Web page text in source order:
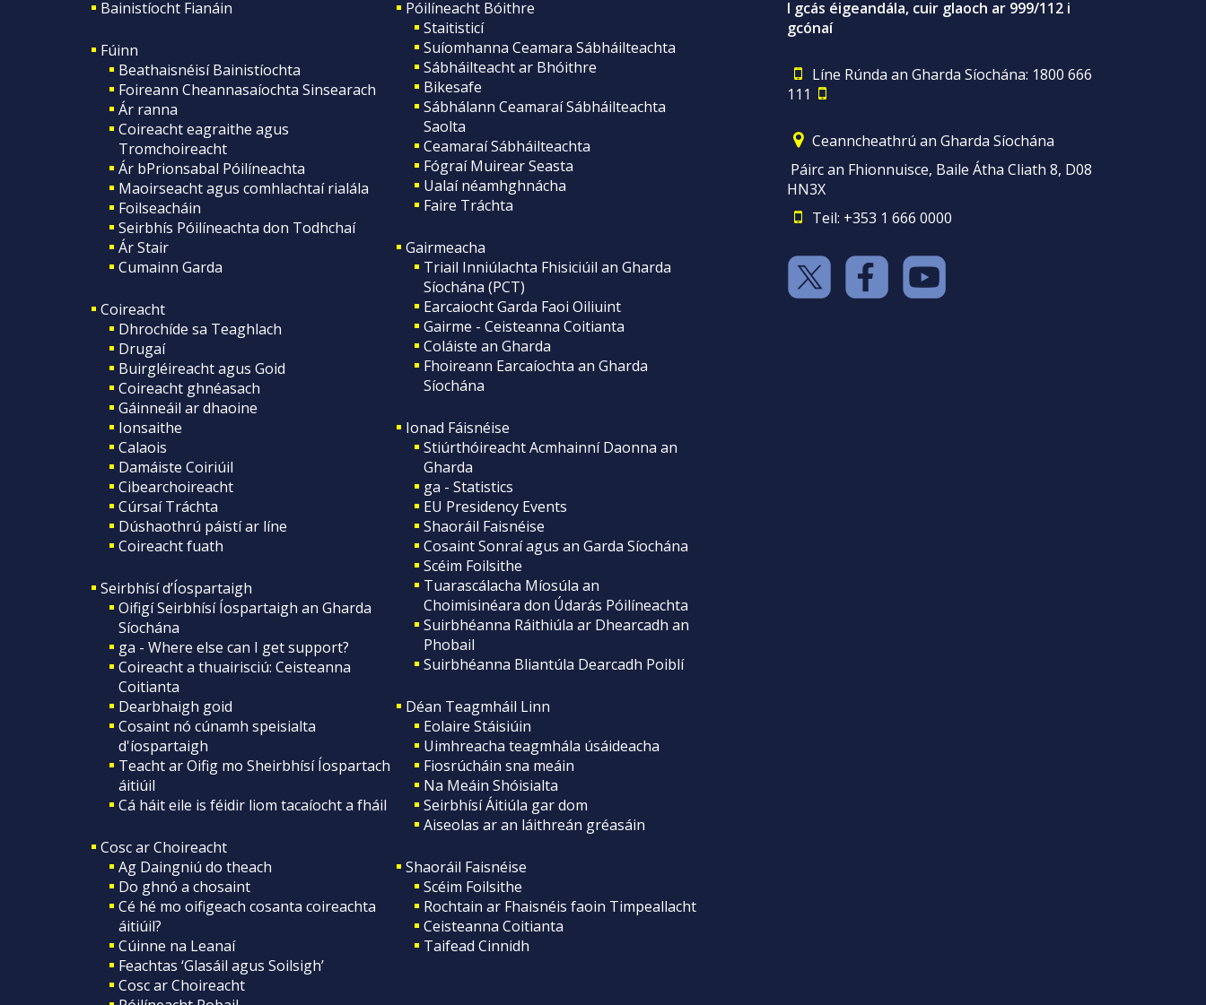
Bainistíocht Fianáin
Fúinn
Beathaisnéisí Bainistíochta
Foireann Cheannasaíochta Sinsearach
Ár ranna
Coireacht eagraithe agus
Tromchoireacht
Ár bPrionsabal Póilíneachta
Maoirseacht agus comhlachtaí rialála
Foilseacháin
Seirbhís Póilíneachta don Todhchaí
Ár Stair
Cumainn Garda
Coireacht
Dhrochíde sa Teaghlach
Drugaí
Buirgléireacht agus Goid
Coireacht ghnéasach
Gáinneáil ar dhaoine
Ionsaithe
Calaois
Damáiste Coiriúil
Cibearchoireacht
Cúrsaí Tráchta
Dúshaothrú páistí ar líne
Coireacht fuath
Seirbhísí d’Íospartaigh
Oifigí Seirbhísí Íospartaigh an Gharda
Síochána
ga - Where else can I get support?
Coireacht a thuairisciú: Ceisteanna
Coitianta
Dearbhaigh goid
Cosaint nó cúnamh speisialta
d'íospartaigh
Teacht ar Oifig mo Sheirbhísí Íospartach
áitiúil
Cá háit eile is féidir liom tacaíocht a fháil
Cosc ar Choireacht
Ag Daingniú do theach
Do ghnó a chosaint
Cé hé mo oifigeach cosanta coireachta
áitiúil?
Cúinne na Leanaí
Feachtas ‘Glasáil agus Soilsigh’
Cosc ar Choireacht
Póilíneacht Bóithre
Staitisticí
Suíomhanna Ceamara Sábháilteachta
Sábháilteacht ar Bhóithre
Bikesafe
Sábhálann Ceamaraí Sábháilteachta
Saolta
Ceamaraí Sábháilteachta
Fógraí Muirear Seasta
Ualaí néamhghnácha
Faire Tráchta
Gairmeacha
Triail Inniúlachta Fhisiciúil an Gharda
Síochána (PCT)
Earcaiocht Garda Faoi Oiliuint
Gairme - Ceisteanna Coitianta
Coláiste an Gharda
Fhoireann Earcaíochta an Gharda
Síochána
Ionad Fáisnéise
Stiúrthóireacht Acmhainní Daonna an
Gharda
ga - Statistics
EU Presidency Events
Shaoráil Faisnéise
Cosaint Sonraí agus an Garda Síochána
Scéim Foilsithe
Tuarascálacha Míosúla an
Choimisinéara don Údarás Póilíneachta
Suirbhéanna Ráithiúla ar Dhearcadh an
Phobail
Suirbhéanna Bliantúla Dearcadh Poiblí
Déan Teagmháil Linn
Eolaire Stáisiúin
Uimhreacha teagmhála úsáideacha
Fiosrúcháin sna meáin
Na Meáin Shóisialta
Seirbhísí Áitiúla gar dom
Aiseolas ar an láithreán gréasáin
Shaoráil Faisnéise
Scéim Foilsithe
Rochtain ar Fhaisnéis faoin Timpeallacht
Ceisteanna Coitianta
Taifead Cinnidh
I gcás éigeandála, cuir glaoch ar 999/112 i
gcónaí
Líne Rúnda an Gharda Síochána: 1800 666
111
Ceanncheathrú an Gharda Síochána
Páirc an Fhionnuisce, Baile Átha Cliath 8, D08
HN3X
Teil: +353 1 666 0000